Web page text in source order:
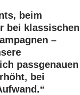
beim
bei klassischen
–
passgenauen
bei